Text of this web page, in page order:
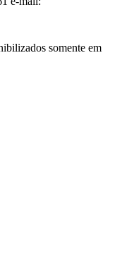
somente em